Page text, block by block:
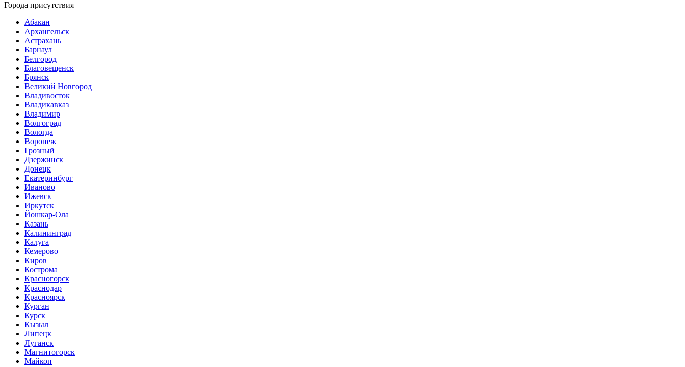
Города присутствия
Абакан
Архангельск
Астрахань
Барнаул
Белгород
Благовещенск
Брянск
Великий Новгород
Владивосток
Владикавказ
Владимир
Волгоград
Вологда
Воронеж
Грозный
Дзержинск
Донецк
Екатеринбург
Иваново
Ижевск
Иркутск
Йошкар-Ола
Казань
Калининград
Калуга
Кемерово
Киров
Кострома
Красногорск
Краснодар
Красноярск
Курган
Курск
Кызыл
Липецк
Луганск
Магнитогорск
Майкоп